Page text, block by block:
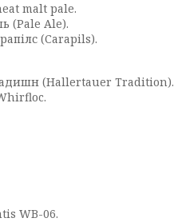
malt pale.
(Рale Аle).
(Сarapils).
(Hallertauer Tradition).
WB-06.